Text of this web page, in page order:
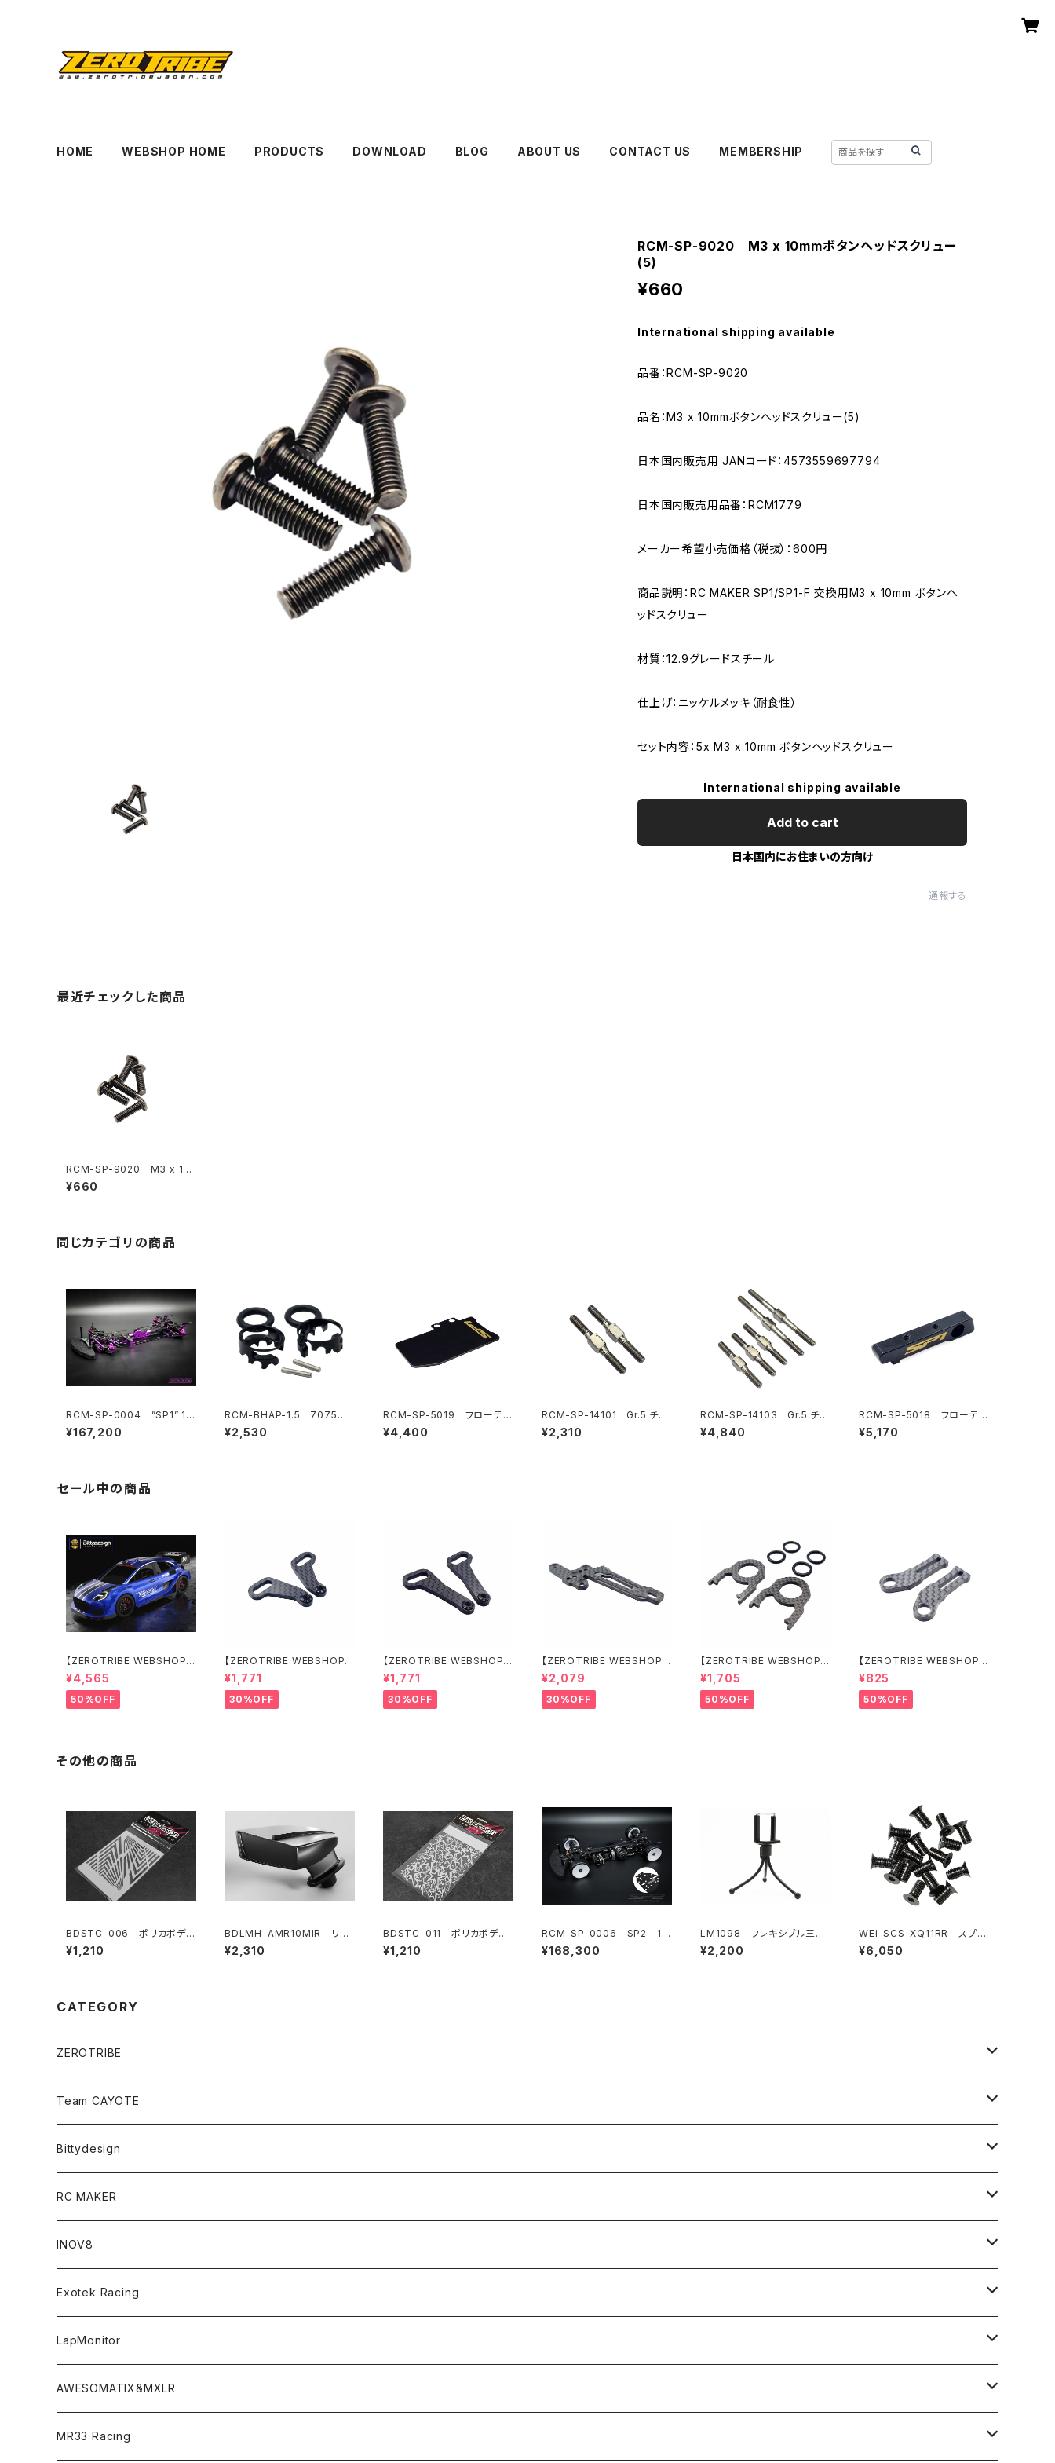
HOME WEBSHOP HOME PRODUCTS DOWNLOAD BLOG ABOUT US CONTACT US MEMBERSHIP
RCM-SP-9020 M3 x 10mmボタンヘッドスクリュー
(5)
¥660
International shipping available
品番：RCM-SP-9020
品名：M3 x 10mmボタンヘッドスクリュー(5)
日本国内販売用 JANコード：4573559697794
日本国内販売用品番：RCM1779
メーカー希望小売価格（税抜）：600円
商品説明：RC MAKER SP1/SP1-F 交換用M3 x 10mm ボタンヘ
ッドスクリュー
材質：12.9グレードスチール
仕上げ：ニッケルメッキ（耐食性）
セット内容：5x M3 x 10mm ボタンヘッドスクリュー
International shipping available
Add to cart
日本国内にお住まいの方向け
通報する
最近チェックした商品
RCM-SP-9020 M3 x 10
mmボタンヘッドスクリュー
(5)
¥660
同じカテゴリの商品
RCM-SP-0004 ”SP1” 1/1
0 電動オンロードツーリング
カーキット HARA リミテッド
¥167,200
RCM-BHAP-1.5 7075製
ウルトラライトボディハイトア
ジャスター6mmポスト-1.5m
¥2,530
RCM-SP-5019 フローティ
ングエレクトロニクスプレート
真鍮プレート(11.5g)(オプショ
¥4,400
RCM-SP-14101 Gr.5 チタ
ン リヤトー/フロントステアリ
ングリンクターンバックル 3x
¥2,310
RCM-SP-14103 Gr.5 チタ
ンターンバックルセット(オプシ
ョン)
¥4,840
RCM-SP-5018 フローティ
ングエレクトロニクスプレート
バルクヘッド(6.5g)(オプショ
¥5,170
セール中の商品
【ZEROTRIBE WEBSHOP
限定価格】BDRX-190P10R
P10R クリアーボディ 1/10
ラリー 190mm ライトウェイト
¥4,565
50%OFF
【ZEROTRIBE WEBSHOP
限定価格】RCM-X4-CSAR
カーボンリアステアリング
アームセット XRAY X4用
¥1,771
30%OFF
【ZEROTRIBE WEBSHOP
限定価格】RCM-X4-CSAF
カーボンフロントステアリン
グアームセット XRAY X4用
¥1,771
30%OFF
【ZEROTRIBE WEBSHOP
限定価格】RCM-X4-FSM-F
GeoCarbon フローティン
グフロントサーボマウント XR
AY X4用
¥2,079
30%OFF
【ZEROTRIBE WEBSHOP
限定価格】RCM-BD11-TSE
カーボンツィーク スティッ
クエンドプレートセット YOK
OMO BD11用
¥1,705
50%OFF
【ZEROTRIBE WEBSHOP
限定価格】RCM-HRP-ZX-B
D10LCE Horizontalリアポ
ストボディマウンティングエク
ステンションプレート Yokom
¥825
50%OFF
その他の商品
BDSTC-006 ポリカボディ
塗装用ステンシル 【Ipnotic
V1】
¥1,210
BDLMH-AMR10MIR リア
ビューミラーキット(LR) AMR
10 LMHボディ用
¥2,310
BDSTC-011 ポリカボディ
塗装用ステンシル 【Stars V
1】
¥1,210
RCM-SP-0006 SP2 1/1
0 電動オンロードツーリング
カー 1.5mmアルミシャーシ
¥168,300
LM1098 フレキシブル三脚
（ホルダー付き）
¥2,200
WEi-SCS-XQ11RR スプリ
ングスチールシャーシ用ビス
セット XQ11RR用
¥6,050
CATEGORY
ZEROTRIBE
Zetricks（Spare & Optional）
T4 MID Conversion Kit
T4 FWD Conversion Kit
BD9 MID Conversion Kit
Option Parts For TRF420,420X
Option Parts For TA08/TA08R
TA08
TA08R
Option Parts For XRAY T4
Option Parts For YOKOMO BD9
Team CAYOTE
Batteries
Merchandise
Accessories
CREST ESC
CREST X EVO
CRESR RS120
CREST Stocki Motor
CREST Modi Motor
Special Set（ZEROTRIBEオリジナル）
Bittydesign
On-Road Clear Body＜オンロード用ボディ＞
GT8 （1/8 W/B325mm,W/B360mm）
LMH （1/10 190mm）
Liquid Mask＜リキッドマスク＞
Accessories＜バッグ/その他製品＞
Stencils＜エアブラシ用ステンシル＞
RC MAKER
SP2＜組立キット／スペアー＆オプションパーツ＞
SP1＜組立キット／スペアー＆オプションパーツ＞
SP1-F＜組立キット／スペアー＆オプションパーツ＞
Awesomatix
A800MMX
XRAY
INOV8
Bodyshell Accessories
Setup Tools
Pit Accessories
Radio Accessories
Exotek Racing
Bodies
F1ULTRA
RUBBER TIRES＆WHEEL
LapMonitor
Decoder
Transponder
AWESOMATIX&MXLR
A800R（KIT＆Spare & Optional）
MR33 Racing